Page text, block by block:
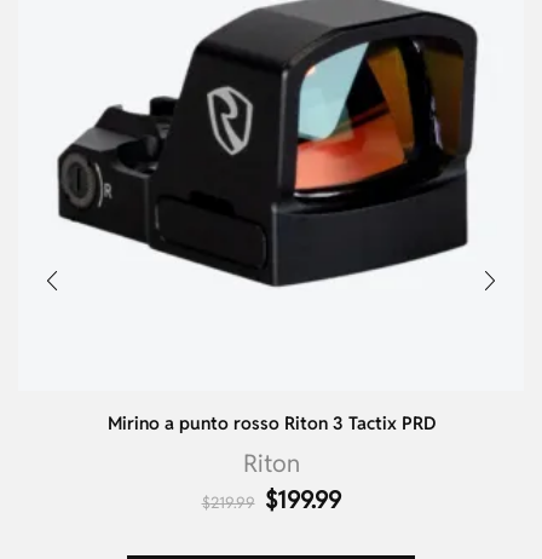
Mirino a punto rosso Riton 3 Tactix PRD
Riton
$219.99 $199.99